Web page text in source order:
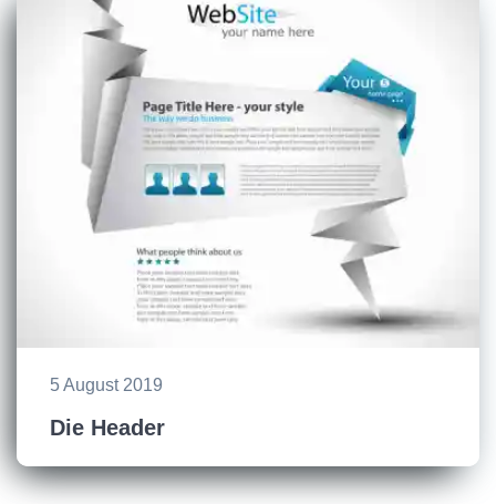
5 August 2019
Die Header